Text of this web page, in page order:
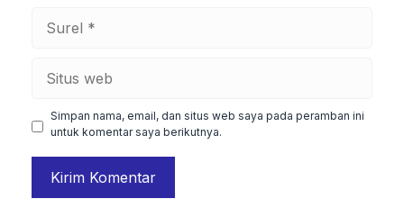
web
Simpan nama, email, dan situs web saya pada peramban ini
untuk komentar saya berikutnya.